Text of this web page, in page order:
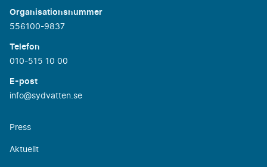
Organisationsnummer
556100-9837
Telefon
010-515 10 00
E-post
info@sydvatten.se
Press
Aktuellt